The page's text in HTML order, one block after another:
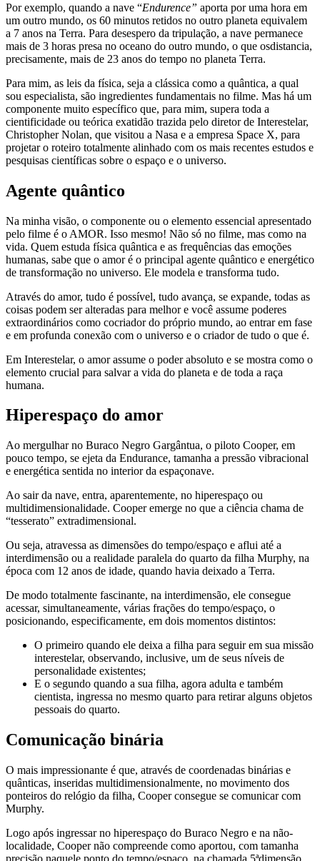
Por exemplo, quando a nave “Endurence” aporta por uma hora em
um outro mundo, os 60 minutos retidos no outro planeta equivalem
a 7 anos na Terra. Para desespero da tripulação, a nave permanece
mais de 3 horas presa no oceano do outro mundo, o que osdistancia,
precisamente, mais de 23 anos do tempo no planeta Terra.
Para mim, as leis da física, seja a clássica como a quântica, a qual
sou especialista, são ingredientes fundamentais no filme. Mas há um
componente muito específico que, para mim, supera toda a
cientificidade ou teórica exatidão trazida pelo diretor de Interestelar,
Christopher Nolan, que visitou a Nasa e a empresa Space X, para
projetar o roteiro totalmente alinhado com os mais recentes estudos e
pesquisas científicas sobre o espaço e o universo.
Agente quântico
Na minha visão, o componente ou o elemento essencial apresentado
pelo filme é o AMOR. Isso mesmo! Não só no filme, mas como na
vida. Quem estuda física quântica e as frequências das emoções
humanas, sabe que o amor é o principal agente quântico e energético
de transformação no universo. Ele modela e transforma tudo.
Através do amor, tudo é possível, tudo avança, se expande, todas as
coisas podem ser alteradas para melhor e você assume poderes
extraordinários como cocriador do próprio mundo, ao entrar em fase
e em profunda conexão com o universo e o criador de tudo o que é.
Em Interestelar, o amor assume o poder absoluto e se mostra como o
elemento crucial para salvar a vida do planeta e de toda a raça
humana.
Hiperespaço do amor
Ao mergulhar no Buraco Negro Gargântua, o piloto Cooper, em
pouco tempo, se ejeta da Endurance, tamanha a pressão vibracional
e energética sentida no interior da espaçonave.
Ao sair da nave, entra, aparentemente, no hiperespaço ou
multidimensionalidade. Cooper emerge no que a ciência chama de
“tesserato” extradimensional.
Ou seja, atravessa as dimensões do tempo/espaço e aflui até a
interdimensão ou a realidade paralela do quarto da filha Murphy, na
época com 12 anos de idade, quando havia deixado a Terra.
De modo totalmente fascinante, na interdimensão, ele consegue
acessar, simultaneamente, várias frações do tempo/espaço, o
posicionando, especificamente, em dois momentos distintos:
O primeiro quando ele deixa a filha para seguir em sua missão
interestelar, observando, inclusive, um de seus níveis de
personalidade existentes;
E o segundo quando a sua filha, agora adulta e também
cientista, ingressa no mesmo quarto para retirar alguns objetos
pessoais do quarto.
Comunicação binária
O mais impressionante é que, através de coordenadas binárias e
quânticas, inseridas multidimensionalmente, no movimento dos
ponteiros do relógio da filha, Cooper consegue se comunicar com
Murphy.
Logo após ingressar no hiperespaço do Buraco Negro e na não-
localidade, Cooper não compreende como aportou, com tamanha